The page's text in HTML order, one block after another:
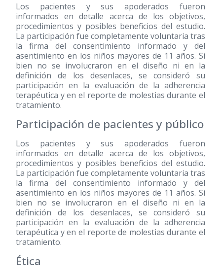
Los pacientes y sus apoderados fueron
informados en detalle acerca de los objetivos,
procedimientos y posibles beneficios del estudio.
La participación fue completamente voluntaria tras
la firma del consentimiento informado y del
asentimiento en los niños mayores de 11 años. Si
bien no se involucraron en el diseño ni en la
definición de los desenlaces, se consideró su
participación en la evaluación de la adherencia
terapéutica y en el reporte de molestias durante el
tratamiento.
Participación de pacientes y público
Los pacientes y sus apoderados fueron
informados en detalle acerca de los objetivos,
procedimientos y posibles beneficios del estudio.
La participación fue completamente voluntaria tras
la firma del consentimiento informado y del
asentimiento en los niños mayores de 11 años. Si
bien no se involucraron en el diseño ni en la
definición de los desenlaces, se consideró su
participación en la evaluación de la adherencia
terapéutica y en el reporte de molestias durante el
tratamiento.
Ética